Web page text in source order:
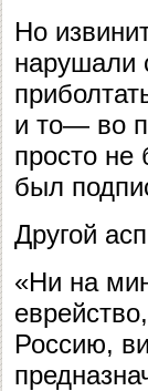
Но
нарушали
и то— во
просто не
был
Другой
«Ни на
Россию,